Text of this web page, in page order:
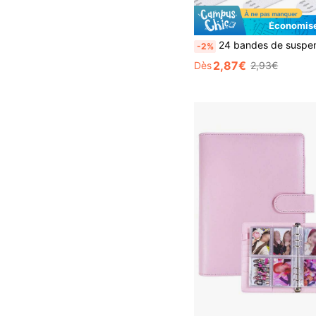
-2% 24 bandes de suspension d'image robustes - sans clous, sans dommages, retrait facile - 24
Dès2,87€ 2,93€